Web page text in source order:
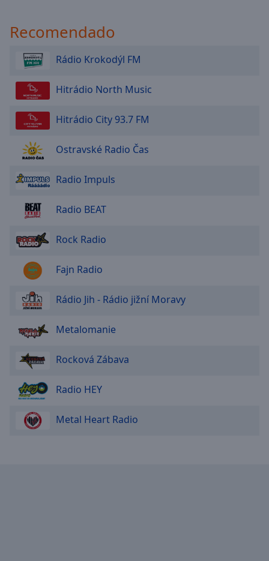
Recomendado
Rádio Krokodýl FM
Hitrádio North Music
Hitrádio City 93.7 FM
Ostravské Radio Čas
Radio Impuls
Radio BEAT
Rock Radio
Fajn Radio
Rádio Jih - Rádio jižní Moravy
Metalomanie
Rocková Zábava
Radio HEY
Metal Heart Radio